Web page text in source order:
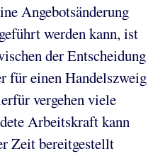
Angebotsänderung
werden kann, ist
der Entscheidung
für einen Handelszweig
vergehen viele
Arbeitskraft kann
Zeit bereitgestellt